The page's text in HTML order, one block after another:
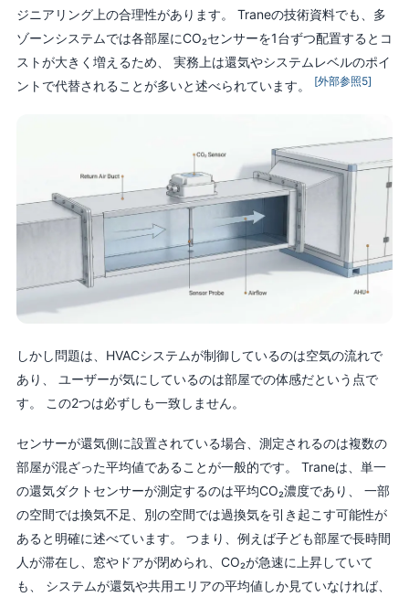
ジニアリング上の合理性があります。 Traneの技術資料でも、多
ゾーンシステムでは各部屋にCO₂センサーを1台ずつ配置するとコ
ストが大きく増えるため、 実務上は還気やシステムレベルのポイ
ントで代替されることが多いと述べられています。
[外部参照5]
しかし問題は、HVACシステムが制御しているのは空気の流れで
あり、 ユーザーが気にしているのは部屋での体感だという点で
す。 この2つは必ずしも一致しません。
センサーが還気側に設置されている場合、測定されるのは複数の
部屋が混ざった平均値であることが一般的です。 Traneは、単一
の還気ダクトセンサーが測定するのは平均CO₂濃度であり、 一部
の空間では換気不足、別の空間では過換気を引き起こす可能性が
あると明確に述べています。 つまり、例えば子ども部屋で長時間
人が滞在し、窓やドアが閉められ、CO₂が急速に上昇していて
も、 システムが還気や共用エリアの平均値しか見ていなければ、